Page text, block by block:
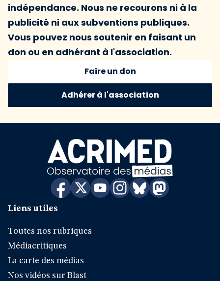
indépendance. Nous ne recourons ni à la
publicité ni aux subventions publiques.
Vous pouvez nous soutenir en faisant un
don ou en adhérant à l'association.
Faire un don
Adhérer à l'association
Liens utiles
Toutes nos rubriques
Médiacritiques
La carte des médias
Nos vidéos sur Blast